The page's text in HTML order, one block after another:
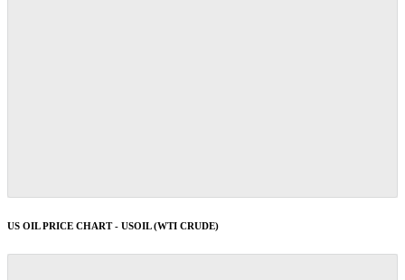
US OIL PRICE CHART - USOIL (WTI CRUDE)